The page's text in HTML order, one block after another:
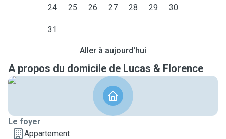
24 25 26 27 28 29 30
31
Aller à aujourd'hui
A propos du domicile de Lucas & Florence
Le foyer
Appartement